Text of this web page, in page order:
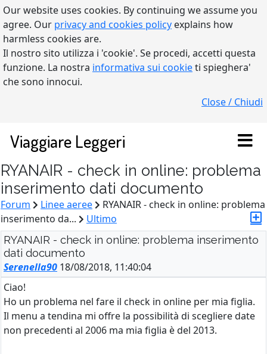
Our website uses cookies. By continuing we assume you
agree. Our privacy and cookies policy explains how
harmless cookies are.
Il nostro sito utilizza i 'cookie'. Se procedi, accetti questa
funzione. La nostra informativa sui cookieti spieghera'
che sono innocui.
Close / Chiudi
Viaggiare Leggeri
RYANAIR - check in online: problema
inserimento dati documento
Forum Linee aeree
RYANAIR - check in online: problema
inserimento da...
Ultimo
RYANAIR - check in online: problema inserimento
dati documento
Serenella90 18/08/2018, 11:40:04
Ciao!
Ho un problema nel fare il check in online per mia figlia.
Il menu a tendina mi offre la possibilità di scegliere date
non precedenti al 2006 ma mia figlia è del 2013.